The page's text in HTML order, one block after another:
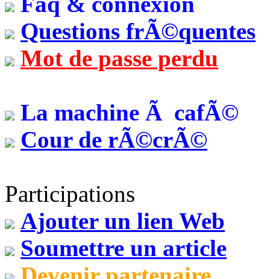
Questions frÃ©quentes
Mot de passe perdu
La machine Ã cafÃ©
Cour de rÃ©crÃ©
Participations
Ajouter un lien Web
Soumettre un article